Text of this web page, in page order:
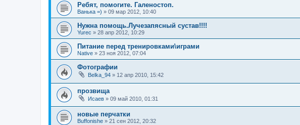
Ребят, помогите. Галеностоп.
Ванька =) » 09 мар 2012, 10:40
Нужна помощь.Лучезапясный сустав!!!!
Yurec » 28 апр 2012, 10:29
Питание перед тренировками\играми
Native » 23 ноя 2012, 07:04
Фотографии
Belka_94 » 12 апр 2010, 15:42
прозвища
Исаев » 09 май 2010, 01:31
новые перчатки
Buffonishe » 21 сен 2012, 20:32